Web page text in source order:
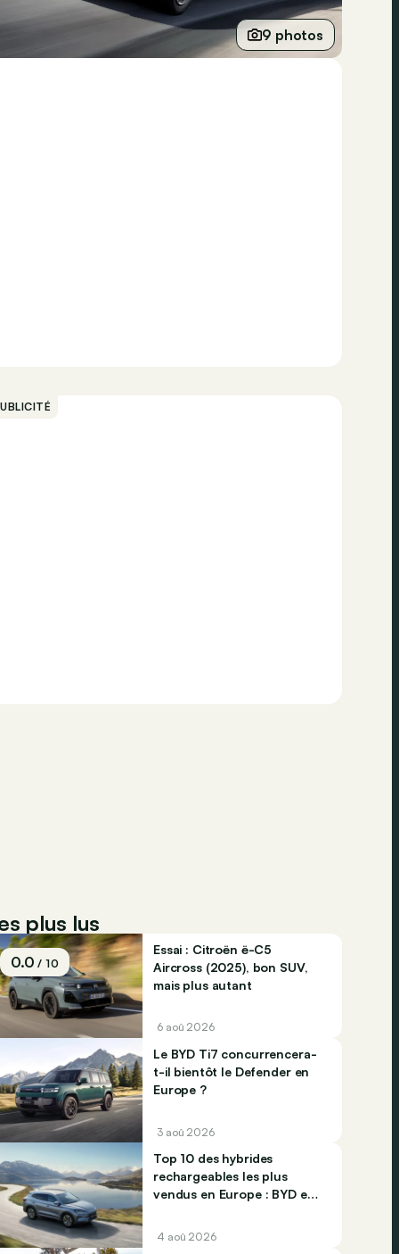
9 photos
plus lus
0.0/ 10
Essai : Citroën ë-C5
Aircross (2025), bon SUV,
mais plus autant
6 aoû 2026
Le BYD Ti7 concurrencera-
t-il bientôt le Defender en
Europe ?
3 aoû 2026
Top 10 des hybrides
rechargeables les plus
vendus en Europe : BYD et
4 aoû 2026